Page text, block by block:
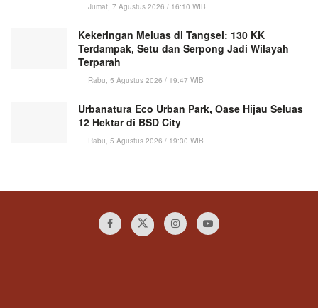
Jumat, 7 Agustus 2026 / 16:10 WIB
Kekeringan Meluas di Tangsel: 130 KK
Terdampak, Setu dan Serpong Jadi Wilayah
Terparah
Rabu, 5 Agustus 2026 / 19:47 WIB
Urbanatura Eco Urban Park, Oase Hijau Seluas
12 Hektar di BSD City
Rabu, 5 Agustus 2026 / 19:30 WIB